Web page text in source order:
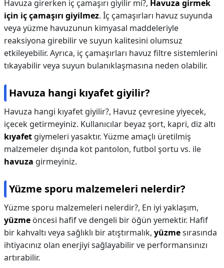
Havuza girerken iç çamaşırı giyilir mi?, Havuza girmek
için iç çamaşırı giyilmez. İç çamaşırları havuz suyunda
veya yüzme havuzunun kimyasal maddeleriyle
reaksiyona girebilir ve suyun kalitesini olumsuz
etkileyebilir. Ayrıca, iç çamaşırları havuz filtre sistemlerini
tıkayabilir veya suyun bulanıklaşmasına neden olabilir.
Havuza hangi kıyafet giyilir?
Havuza hangi kıyafet giyilir?, Havuz çevresine yiyecek,
içecek getirmeyiniz. Kullanıcılar beyaz şort, kapri, diz altı
kıyafet giymeleri yasaktır. Yüzme amaçlı üretilmiş
malzemeler dışında kot pantolon, futbol şortu vs. ile
havuza girmeyiniz.
Yüzme sporu malzemeleri nelerdir?
Yüzme sporu malzemeleri nelerdir?, En iyi yaklaşım,
yüzme öncesi hafif ve dengeli bir öğün yemektir. Hafif
bir kahvaltı veya sağlıklı bir atıştırmalık, yüzmesırasında
ihtiyacınız olan enerjiyi sağlayabilir ve performansınızı
artırabilir.